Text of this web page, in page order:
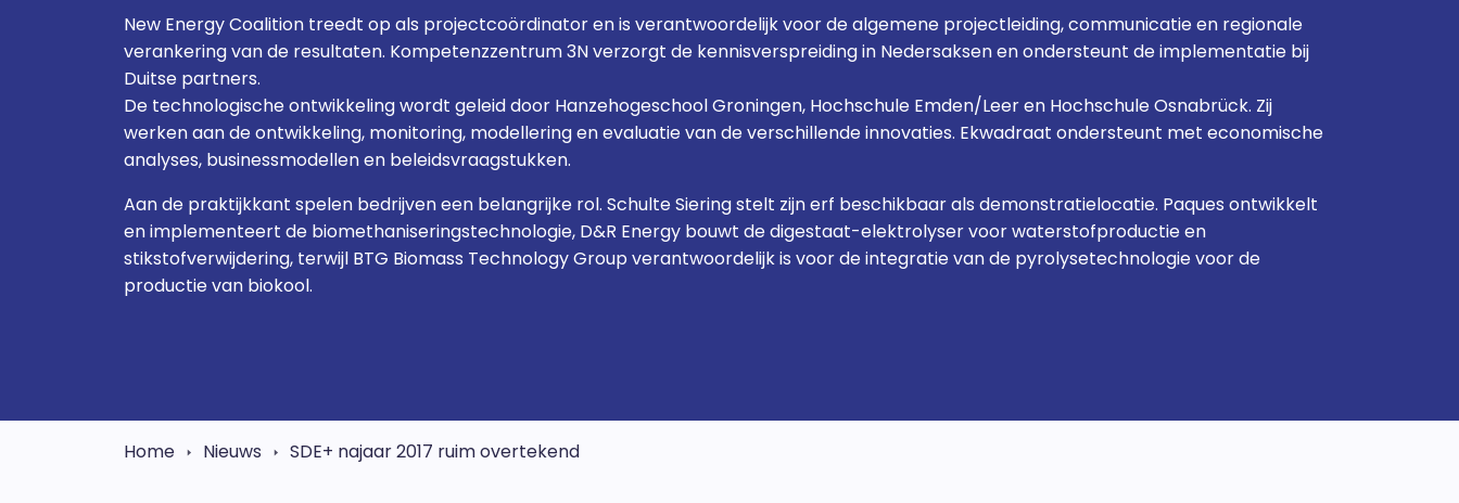
New Energy Coalition treedt op als projectcoördinator en is verantwoordelijk voor de algemene projectleiding, communicatie en regionale
verankering van de resultaten. Kompetenzzentrum 3N verzorgt de kennisverspreiding in Nedersaksen en ondersteunt de implementatie bij
Duitse partners.
De technologische ontwikkeling wordt geleid door Hanzehogeschool Groningen, Hochschule Emden/Leer en Hochschule Osnabrück. Zij
werken aan de ontwikkeling, monitoring, modellering en evaluatie van de verschillende innovaties. Ekwadraat ondersteunt met economische
analyses, businessmodellen en beleidsvraagstukken.
Aan de praktijkkant spelen bedrijven een belangrijke rol. Schulte Siering stelt zijn erf beschikbaar als demonstratielocatie. Paques ontwikkelt
en implementeert de biomethaniseringstechnologie, D&R Energy bouwt de digestaat-elektrolyser voor waterstofproductie en
stikstofverwijdering, terwijl BTG Biomass Technology Group verantwoordelijk is voor de integratie van de pyrolysetechnologie voor de
productie van biokool.
Home Nieuws SDE+ najaar 2017 ruim overtekend